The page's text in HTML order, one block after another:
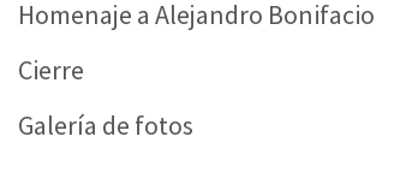
Homenaje a Alejandro Bonifacio
Cierre
Galería de fotos